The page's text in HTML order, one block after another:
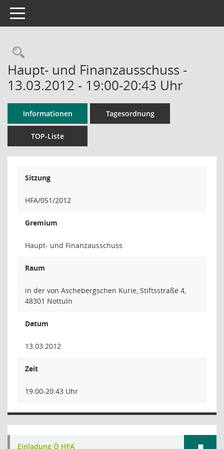
Toggle navigation
Rechercheauswahl
Haupt- und Finanzausschuss -
13.03.2012 - 19:00-20:43 Uhr
Informationen Tagesordnung
TOP-Liste
Sitzung
HFA/051/2012
Gremium
Haupt- und Finanzausschuss
Raum
in der von Aschebergschen Kurie, Stiftsstraße 4,
48301 Nottuln
Datum
13.03.2012
Zeit
19:00-20:43 Uhr
Einladung Ö HFA